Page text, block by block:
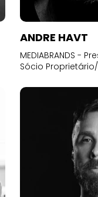
ANDRE HAVT
MEDIABRANDS -
Sócio